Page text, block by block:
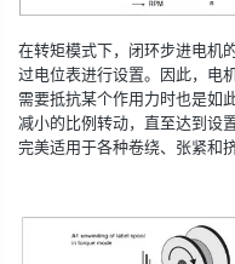
在转矩模式下，闭环步进电机
过电位表进行设置。因此，电
需要抵抗某个作用力时也是如
减小的比例转动，直至达到设
完美适用于各种卷绕、张紧和